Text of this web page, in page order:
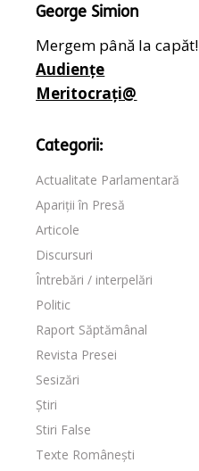
George Simion
Mergem până la capăt!
Audiențe
Meritocrați@
Categorii:
Actualitate Parlamentară
Apariții în Presă
Articole
Discursuri
Întrebări / interpelări
Politic
Raport Săptămânal
Revista Presei
Sesizări
Știri
Stiri False
Texte Românești